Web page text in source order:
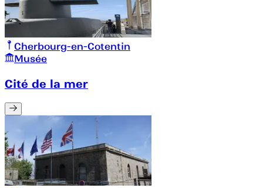
Cherbourg-en-Cotentin
Musée
Cité de la mer